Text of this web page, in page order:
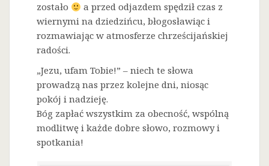
zostało
a przed odjazdem spędził czas z
wiernymi na dziedzińcu, błogosławiąc i
rozmawiając w atmosferze chrześcijańskiej
radości.
„Jezu, ufam Tobie!” – niech te słowa
prowadzą nas przez kolejne dni, niosąc
pokój i nadzieję.
Bóg zapłać wszystkim za obecność, wspólną
modlitwę i każde dobre słowo, rozmowy i
spotkania!